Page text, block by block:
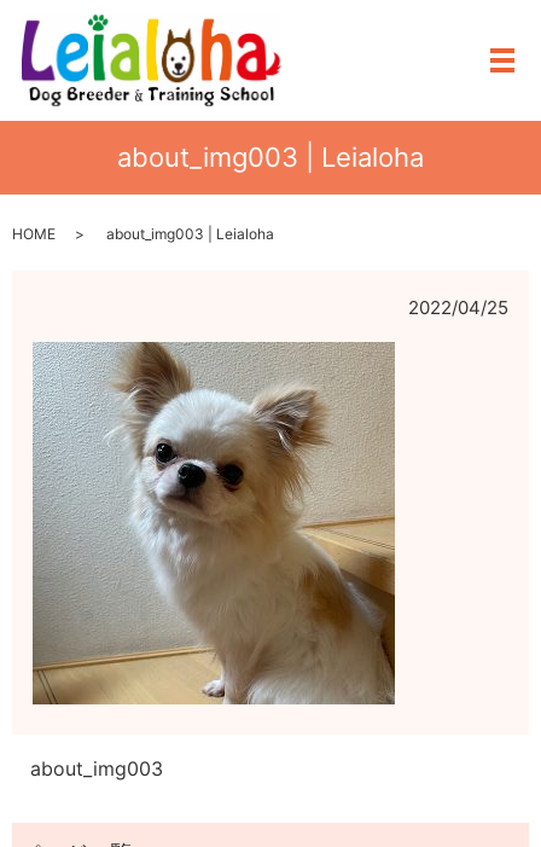
メ
about_img003 | Leialoha
HOME about_img003 | Leialoha
2022/04/25
about_img003